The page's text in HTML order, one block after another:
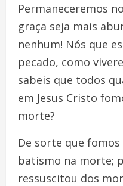
Permaneceremos
graça seja mais
nenhum! Nós que
pecado, como
sabeis que todos
em Jesus Cristo
morte?
De sorte que
batismo na morte;
ressuscitou dos